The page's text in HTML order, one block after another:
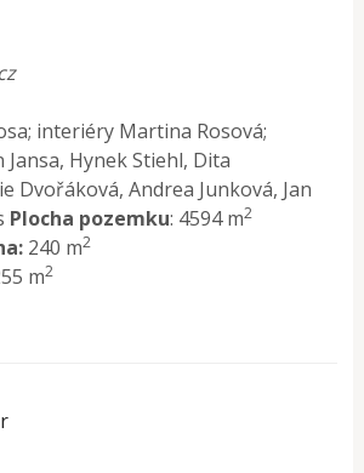
interiéry Martina Rosová;
Hynek Stiehl, Dita
Dvořáková, Andrea Junková, Jan
Plocha pozemku: 4594 m2
240 m2
m2